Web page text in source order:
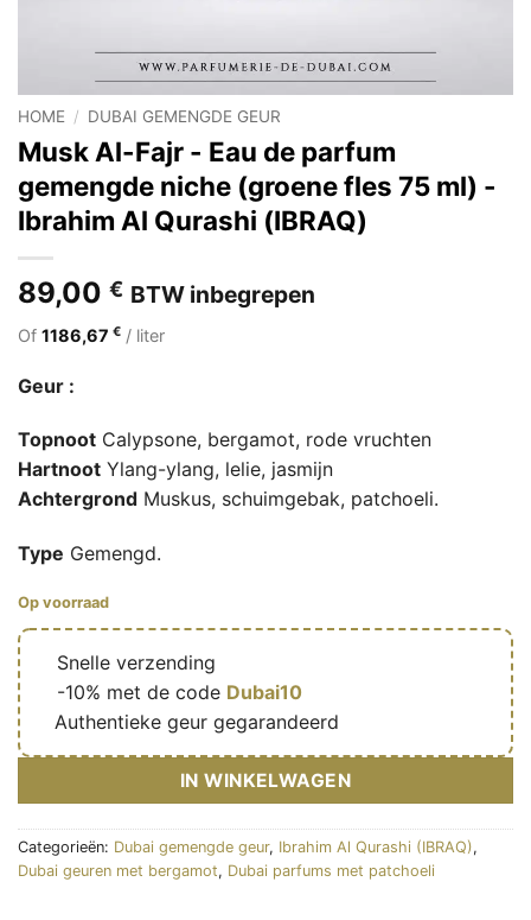
HOME / DUBAI GEMENGDE GEUR
Musk Al-Fajr - Eau de parfum
gemengde niche (groene fles 75 ml) -
Ibrahim Al Qurashi (IBRAQ)
89,00 € BTW inbegrepen
Of 1186,67 € / liter
Geur :
Topnoot Calypsone, bergamot, rode vruchten
Hartnoot Ylang-ylang, lelie, jasmijn
Achtergrond Muskus, schuimgebak, patchoeli.
Type Gemengd.
Op voorraad
Snelle verzending
-10% met de code Dubai10
Authentieke geur gegarandeerd
IN WINKELWAGEN
Categorieën: Dubai gemengde geur, Ibrahim Al Qurashi (IBRAQ),
Dubai geuren met bergamot, Dubai parfums met patchoeli